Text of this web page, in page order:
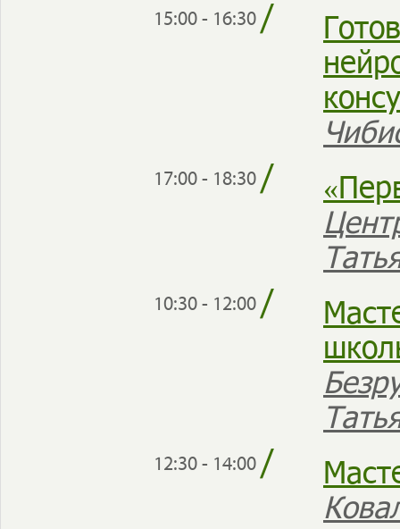
15:00 - 16:30/
17:00 - 18:30/
10:30 - 12:00/
12:30 - 14:00/